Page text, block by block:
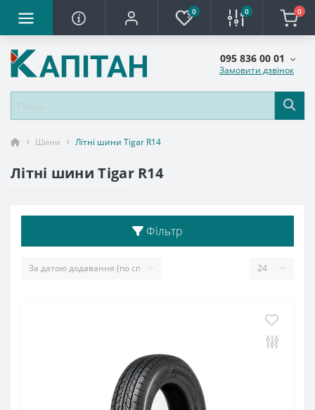
0 0 0
095 836 00 01
Замовити дзвінок
Шини Літні шини Tigar R14
Літні шини Tigar R14
Фільтр